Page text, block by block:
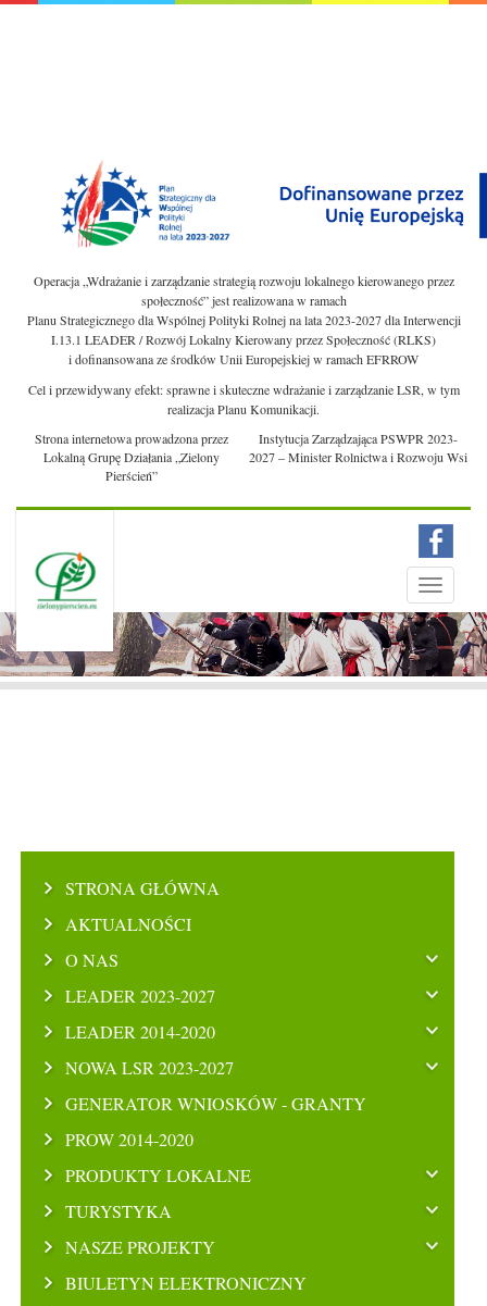
Operacja „Wdrażanie i zarządzanie strategią rozwoju lokalnego kierowanego przez
społeczność” jest realizowana w ramach
Planu Strategicznego dla Wspólnej Polityki Rolnej na lata 2023-2027 dla Interwencji
I.13.1 LEADER / Rozwój Lokalny Kierowany przez Społeczność (RLKS)
i dofinansowana ze środków Unii Europejskiej w ramach EFRROW
Cel i przewidywany efekt: sprawne i skuteczne wdrażanie i zarządzanie LSR, w tym
realizacja Planu Komunikacji.
Strona internetowa prowadzona przez
Lokalną Grupę Działania „Zielony
Pierścień”
Instytucja Zarządzająca PSWPR 2023-
2027 – Minister Rolnictwa i Rozwoju Wsi
Toggle
Menu
STRONA GŁÓWNA
AKTUALNOŚCI
O NAS
LEADER 2023-2027
LEADER 2014-2020
NOWA LSR 2023-2027
GENERATOR WNIOSKÓW - GRANTY
PROW 2014-2020
PRODUKTY LOKALNE
TURYSTYKA
NASZE PROJEKTY
BIULETYN ELEKTRONICZNY